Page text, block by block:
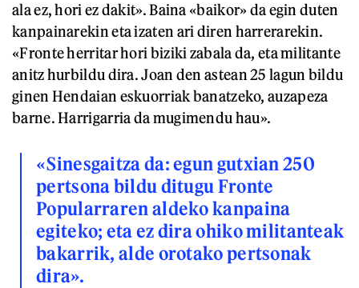
ala ez, hori ez dakit». Baina «baikor» da egin duten
kanpainarekin eta izaten ari diren harrerarekin.
«Fronte herritar hori biziki zabala da, eta militante
anitz hurbildu dira. Joan den astean 25 lagun bildu
ginen Hendaian eskuorriak banatzeko, auzapeza
barne. Harrigarria da mugimendu hau».
«Sinesgaitza da: egun gutxian 250
pertsona bildu ditugu Fronte
Popularraren aldeko kanpaina
egiteko; eta ez dira ohiko militanteak
bakarrik, alde orotako pertsonak
dira».